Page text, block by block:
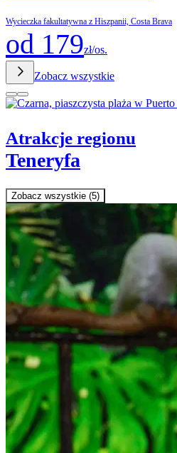
Wycieczka fakultatywna z Hiszpanii, Costa Brava
od 179zł/os.
Zobacz wszystkie
Atrakcje regionu
Teneryfa
Zobacz wszystkie (5)